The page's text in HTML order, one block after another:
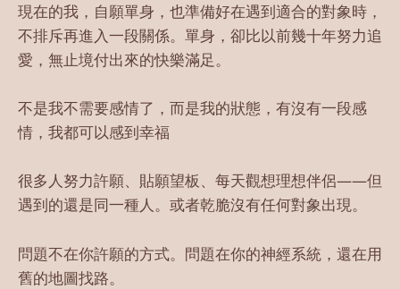
現在的我，自願單身，也準備好在遇到適合的對象時，
不排斥再進入一段關係。單身，卻比以前幾十年努力追
愛，無止境付出來的快樂滿足。
不是我不需要感情了，而是我的狀態，有沒有一段感
情，我都可以感到幸福
很多人努力許願、貼願望板、每天觀想理想伴侶——但
遇到的還是同一種人。或者乾脆沒有任何對象出現。
問題不在你許願的方式。問題在你的神經系統，還在用
舊的地圖找路。